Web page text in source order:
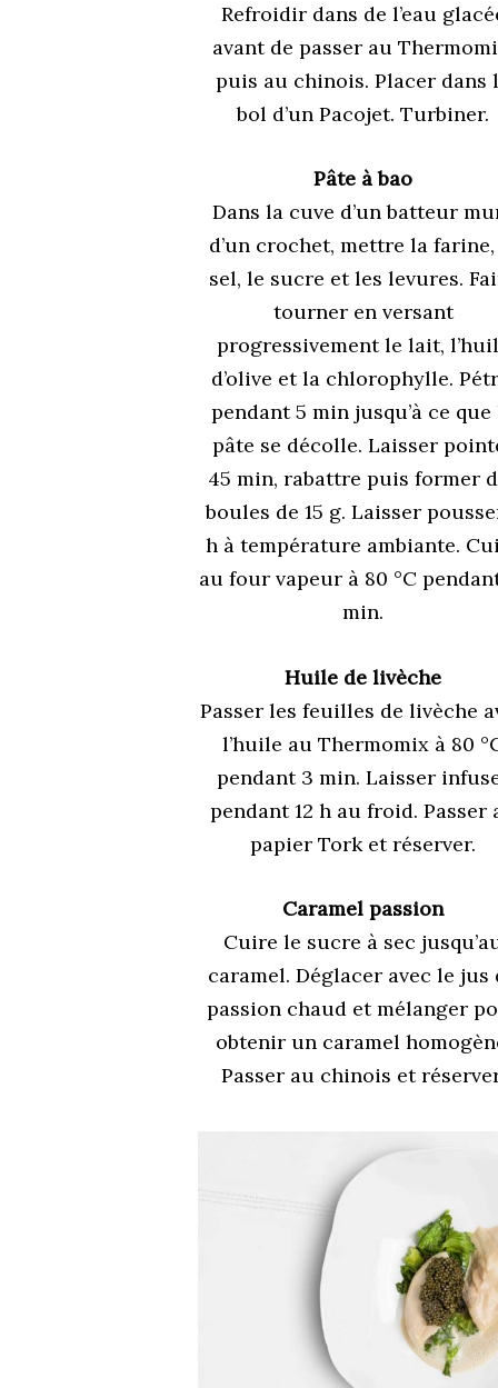
Refroidir dans de l’eau
avant de passer au
puis au chinois. Placer dans
bol d’un Pacojet. Turbiner.
Pâte à bao
Dans la cuve d’un batteur
d’un crochet, mettre la
sel, le sucre et les levures.
tourner en versant
progressivement le lait,
d’olive et la chlorophylle.
pendant 5 min jusqu’à ce que
pâte se décolle. Laisser
45 min, rabattre puis former
boules de 15 g. Laisser
h à température ambiante.
au four vapeur à 80 °C
min.
Huile de livèche
Passer les feuilles de livèche
l’huile au Thermomix à 80
pendant 3 min. Laisser
pendant 12 h au froid. Passer
papier Tork et réserver.
Caramel passion
Cuire le sucre à sec
caramel. Déglacer avec le jus
passion chaud et mélanger
obtenir un caramel
Passer au chinois et